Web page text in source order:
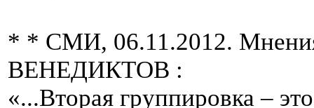
* * СМИ, 06.11.2012.
ВЕНЕДИКТОВ :
«...Вторая группировка –